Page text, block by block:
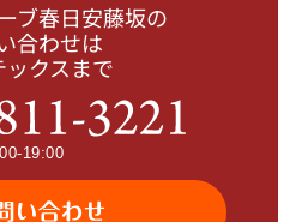
ブ春日安藤坂の
合わせは
ックスまで